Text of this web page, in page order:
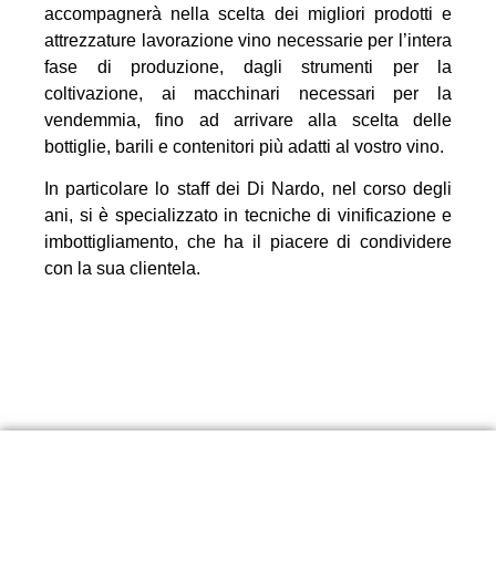
accompagnerà nella scelta dei migliori prodotti e
attrezzature lavorazione vino necessarie per l’intera
fase di produzione, dagli strumenti per la
coltivazione, ai macchinari necessari per la
vendemmia, fino ad arrivare alla scelta delle
bottiglie, barili e contenitori più adatti al vostro vino.
In particolare lo staff dei Di Nardo, nel corso degli
ani, si è specializzato in tecniche di vinificazione e
imbottigliamento, che ha il piacere di condividere
con la sua clientela.